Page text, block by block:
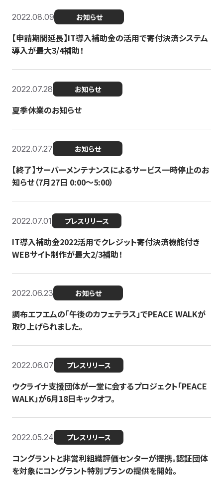
2022.08.09 お知らせ
【申請期間延長】IT導入補助金の活用で寄付決済システム
導入が最大3/4補助！
2022.07.28 お知らせ
夏季休業のお知らせ
2022.07.27 お知らせ
【終了】サーバーメンテナンスによるサービス一時停止のお
知らせ（7月27日 0:00〜5:00）
2022.07.01 プレスリリース
IT導入補助金2022活用でクレジット寄付決済機能付き
WEBサイト制作が最大2/3補助！
2022.06.23 お知らせ
調布エフエムの「午後のカフェテラス」でPEACE WALKが
取り上げられました。
2022.06.07 プレスリリース
ウクライナ支援団体が一堂に会するプロジェクト「PEACE
WALK」が6月18日キックオフ。
2022.05.24 プレスリリース
コングラントと非営利組織評価センターが提携。認証団体
を対象にコングラント特別プランの提供を開始。